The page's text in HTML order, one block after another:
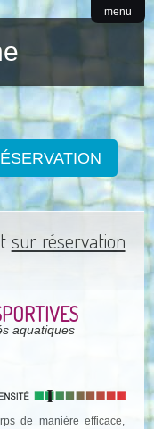
menu
sur réservation
aquatiques
de manière efficace,